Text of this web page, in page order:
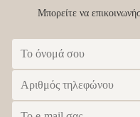
Μπορείτε να